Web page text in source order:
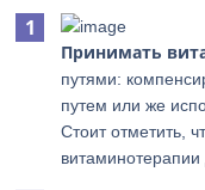
Принимать
путями:
путем или же
Стоит отметить,